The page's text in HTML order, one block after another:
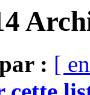
: [